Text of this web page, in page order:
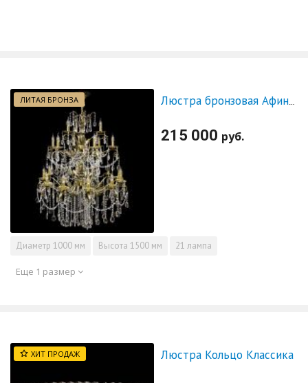
ЛИТАЯ БРОНЗА
215 000 руб.
Диаметр 1000 мм Высота 1500 мм 21 лампа
Еще 1 размер
ХИТ ПРОДАЖ Люстра Кольцо Классика